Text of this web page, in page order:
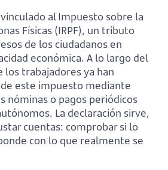
al Impuesto sobre la
Físicas (IRPF), un tributo
de los ciudadanos en
económica. A lo largo del
los trabajadores ya han
este impuesto mediante
nóminas o pagos periódicos
La declaración sirve,
cuentas: comprobar si lo
con lo que realmente se